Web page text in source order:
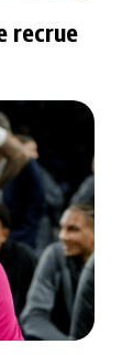
recrue